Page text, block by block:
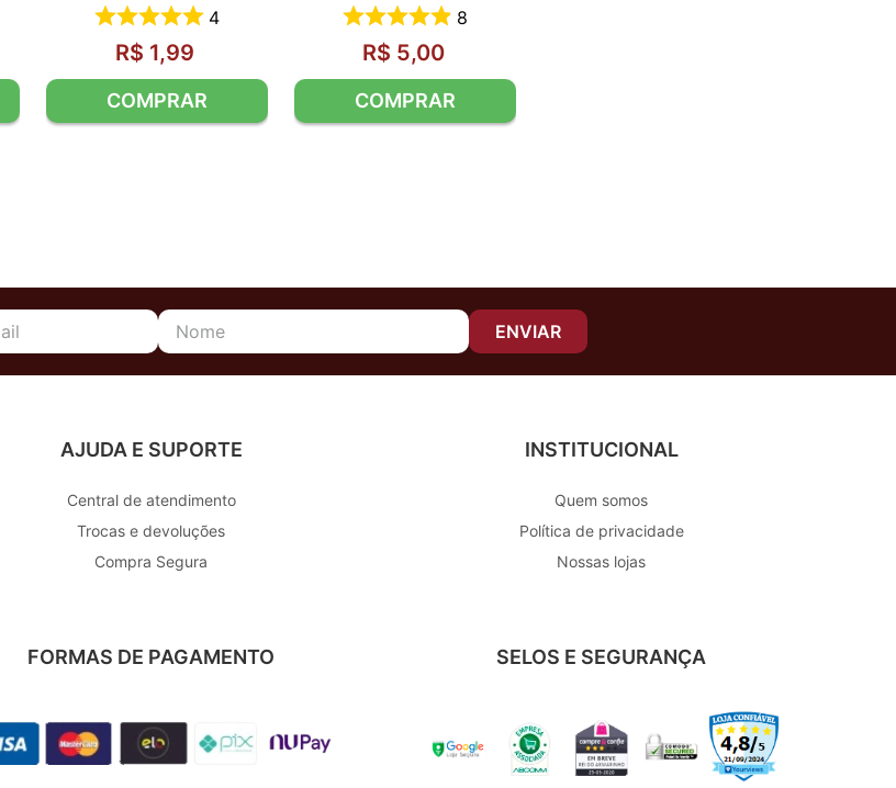
4
R$ 1,99
COMPRAR
8
R$ 5,00
COMPRAR
ENVIAR
AJUDA E SUPORTE
Central de atendimento
Trocas e devoluções
Compra Segura
INSTITUCIONAL
Quem somos
Política de privacidade
Nossas lojas
FORMAS DE PAGAMENTO SELOS E SEGURANÇA